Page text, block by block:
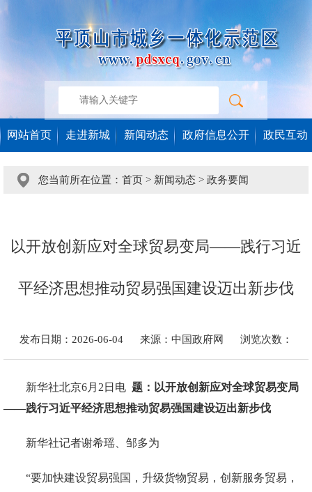
网站首页 走进新城 新闻动态 政府信息公开 政民互动
您当前所在位置： 首页 > 新闻动态 > 政务要闻
以开放创新应对全球贸易变局——践行习近
平经济思想推动贸易强国建设迈出新步伐
发布日期：2026-06-04 来源：中国政府网 浏览次数：
新华社北京6月2日电 题：以开放创新应对全球贸易变局
——践行习近平经济思想推动贸易强国建设迈出新步伐
新华社记者谢希瑶、邹多为
“要加快建设贸易强国，升级货物贸易，创新服务贸易，